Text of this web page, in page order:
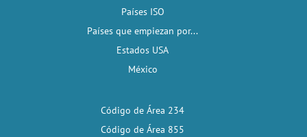
Países ISO
Países que empiezan por...
Estados USA
México
Código de Área 234
Código de Área 855